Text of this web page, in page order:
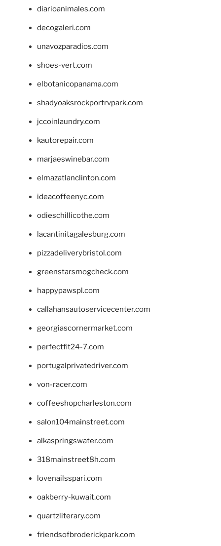
diarioanimales.com
decogaleri.com
unavozparadios.com
shoes-vert.com
elbotanicopanama.com
shadyoaksrockportrvpark.com
jccoinlaundry.com
kautorepair.com
marjaeswinebar.com
elmazatlanclinton.com
ideacoffeenyc.com
odieschillicothe.com
lacantinitagalesburg.com
pizzadeliverybristol.com
greenstarsmogcheck.com
happypawspl.com
callahansautoservicecenter.com
georgiascornermarket.com
perfectfit24-7.com
portugalprivatedriver.com
von-racer.com
coffeeshopcharleston.com
salon104mainstreet.com
alkaspringswater.com
318mainstreet8h.com
lovenailsspari.com
oakberry-kuwait.com
quartzliterary.com
friendsofbroderickpark.com